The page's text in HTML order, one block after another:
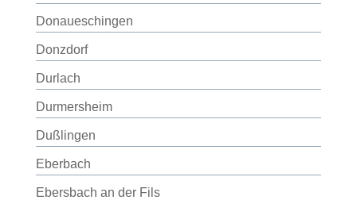
Donaueschingen
Donzdorf
Durlach
Durmersheim
Dußlingen
Eberbach
Ebersbach an der Fils